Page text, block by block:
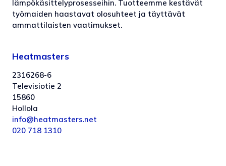
lämpökäsittelyprosesseihin. Tuotteemme kestävät
työmaiden haastavat olosuhteet ja täyttävät
ammattilaisten vaatimukset.
Heatmasters
2316268-6
Televisiotie 2
15860
Hollola
info@heatmasters.net
020 718 1310